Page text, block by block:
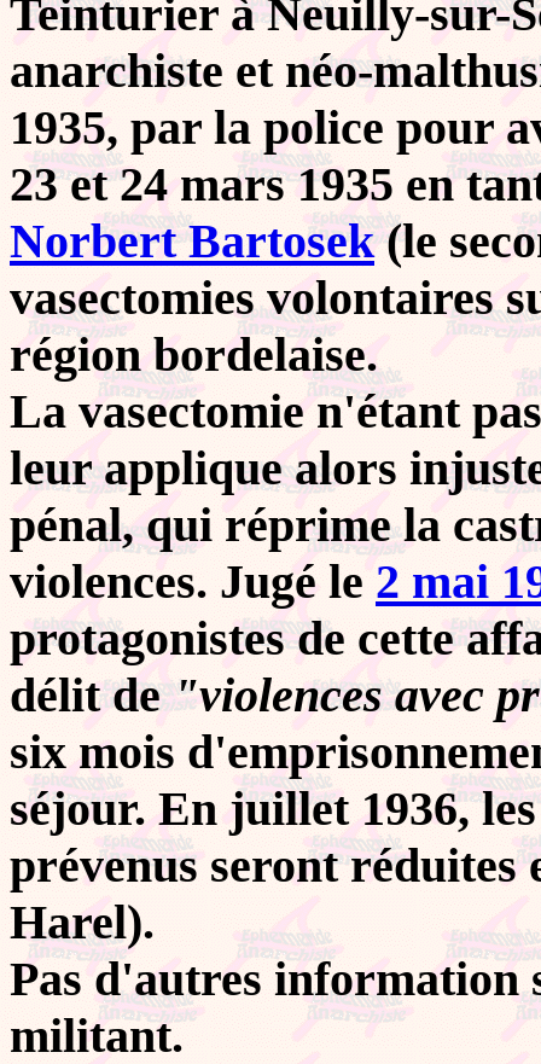
Teinturier à Neuilly-sur-
anarchiste et néo-
1935, par la police pour
23 et 24 mars 1935 en
Norbert Bartosek(le
vasectomies volontaires
région bordelaise.
La vasectomie n'étant
leur applique alors
pénal, qui réprime la
violences. Jugé le 2 mai
protagonistes de cette
délit de"violences avec
six mois
séjour. En juillet 1936,
prévenus seront réduites
Harel).
Pas d'autres information
militant.